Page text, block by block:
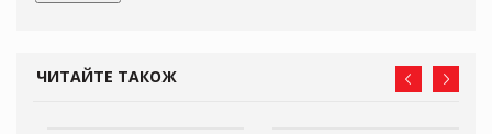
ЧИТАЙТЕ ТАКОЖ